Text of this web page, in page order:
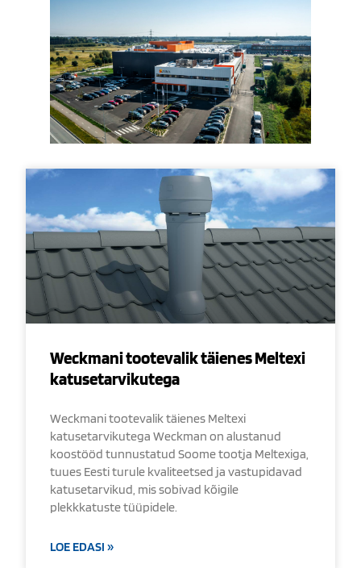
Weckmani tootevalik täienes Meltexi
katusetarvikutega
Weckmani tootevalik täienes Meltexi
katusetarvikutega Weckman on alustanud
koostööd tunnustatud Soome tootja Meltexiga,
tuues Eesti turule kvaliteetsed ja vastupidavad
katusetarvikud, mis sobivad kõigile
plekkkatuste tüüpidele.
LOE EDASI »